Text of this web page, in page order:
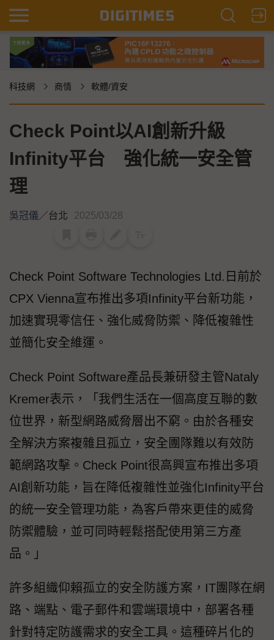
科技網 商情 軟體/資安
Check Point以AI創新升級
Infinity平台 強化統一安全管
理
吳冠儀／台北 2025/03/28
Check Point Software Technologies Ltd.日前於
CPX Vienna宣布推出多項Infinity平台新功能，
加速實現零信任、強化威脅防禦、降低複雜性
並簡化安全維運。
Check Point Software產品長兼研發主管Nataly
Kremer表示，「我們生活在一個高度互聯的數
位世界，新型網路威脅層出不窮。由於各種安
全解決方案複雜且孤立，安全團隊難以有效防
範網路攻擊。Check Point很高興宣布推出多項
AI創新功能，旨在降低複雜性並強化Infinity平台
的統一安全管理功能，為客戶帶來更佳的威脅
防禦體驗，並可同時輕鬆搭配使用第三方產
品。」
許多組織仰賴孤立的安全防護方案，IT團隊在網
路、端點、電子郵件和雲端環境中，部署各種
針對特定防護需求的安全工具。這種碎片化的